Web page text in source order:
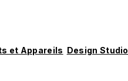
et Appareils Design Studio